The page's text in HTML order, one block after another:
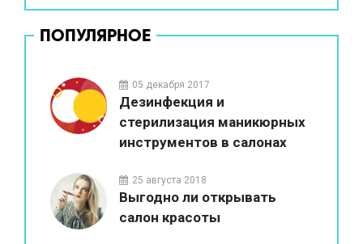
ПОПУЛЯРНОЕ
05 декабря 2017
Дезинфекция и
стерилизация маникюрных
инструментов в салонах
25 августа 2018
Выгодно ли открывать
салон красоты